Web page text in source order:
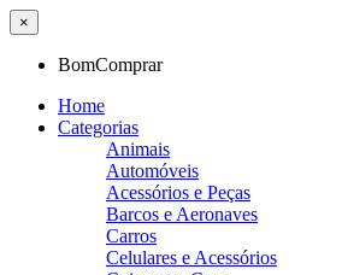
×
BomComprar
Home
Categorias
Animais
Automóveis
Acessórios e Peças
Barcos e Aeronaves
Carros
Celulares e Acessórios